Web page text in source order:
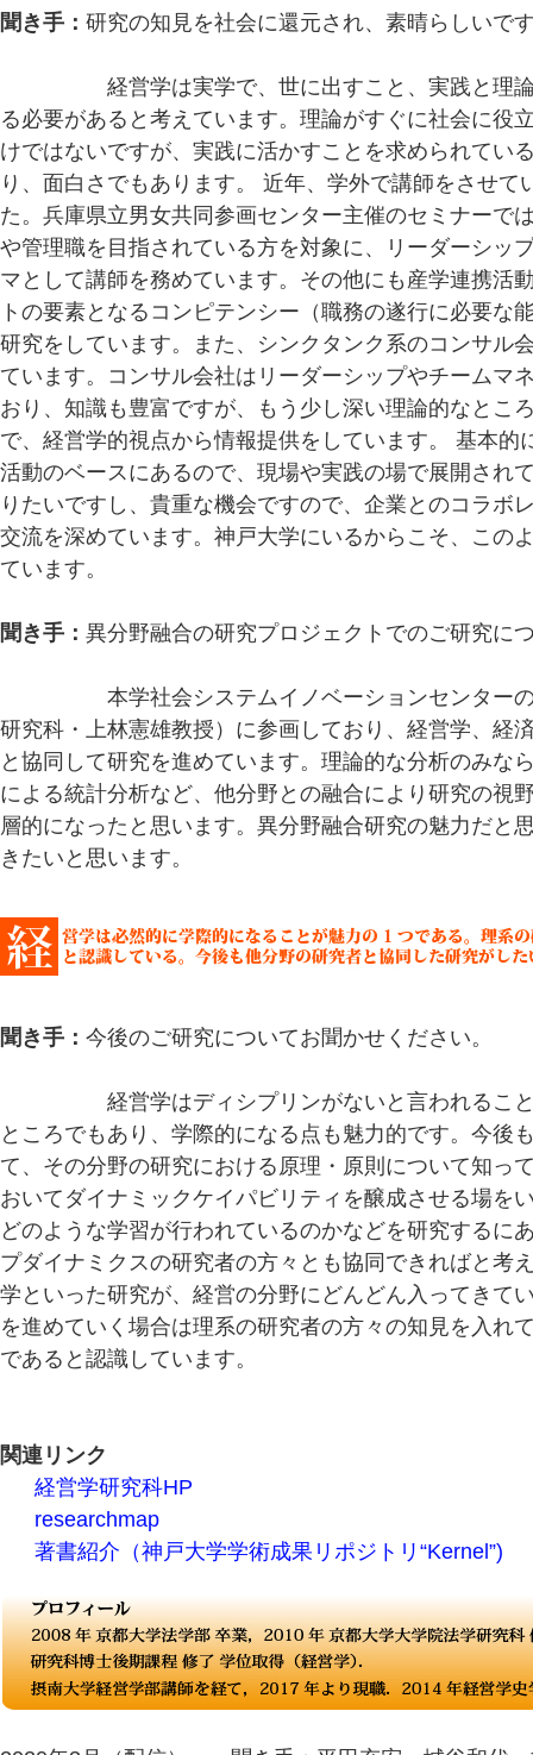
聞き手： 研究の知見を社会に還元され、素晴らしいで
経営学は実学で、世に出すこと、実践と理
る必要があると考えています。理論がすぐに社会に役
けではないですが、実践に活かすことを求められてい
り、面白さでもあります。 近年、学外で講師をさせて
た。兵庫県立男女共同参画センター主催のセミナーで
や管理職を目指されている方を対象に、リーダーシッ
マとして講師を務めています。その他にも産学連携活
トの要素となるコンピテンシー（職務の遂行に必要な
研究をしています。また、シンクタンク系のコンサル
ています。コンサル会社はリーダーシップやチームマ
おり、知識も豊富ですが、もう少し深い理論的なとこ
で、経営学的視点から情報提供をしています。 基本的
活動のベースにあるので、現場や実践の場で展開され
りたいですし、貴重な機会ですので、企業とのコラボ
交流を深めています。神戸大学にいるからこそ、この
ています。
聞き手： 異分野融合の研究プロジェクトでのご研究に
本学社会システムイノベーションセンター
研究科・上林憲雄教授）に参画しており、経営学、経
と協同して研究を進めています。理論的な分析のみな
による統計分析など、他分野との融合により研究の視
層的になったと思います。異分野融合研究の魅力だと
きたいと思います。
聞き手： 今後のご研究についてお聞かせください。
経営学はディシプリンがないと言われるこ
ところでもあり、学際的になる点も魅力的です。今後
て、その分野の研究における原理・原則について知っ
おいてダイナミックケイパビリティを醸成させる場を
どのような学習が行われているのかなどを研究するに
プダイナミクスの研究者の方々とも協同できればと考
学といった研究が、経営の分野にどんどん入ってきて
を進めていく場合は理系の研究者の方々の知見を入れ
であると認識しています。
関連リンク
経営学研究科HP
researchmap
著書紹介（神戸大学学術成果リポジトリ“Kernel”)